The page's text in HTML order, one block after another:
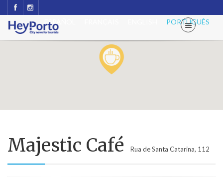
PORTUGUÊS
ESPAÑOL
Majestic Café Rua de Santa Catarina, 112